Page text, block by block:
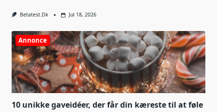
Betatest.dk Jul 18, 2026
Annonce
10 unikke gaveidéer, der får din kæreste til at føle